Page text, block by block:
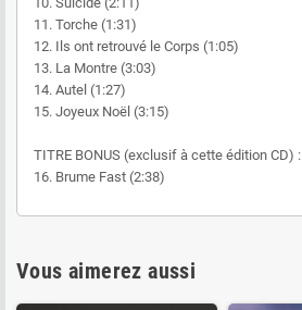
11. Torche (1:31)
12. Ils ont retrouvé le Corps (1:05)
13. La Montre (3:03)
14. Autel (1:27)
15. Joyeux Noël (3:15)
TITRE BONUS (exclusif à cette édition CD) :
16. Brume Fast (2:38)
Vous aimerez aussi